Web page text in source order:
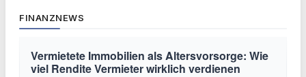
FINANZNEWS
Vermietete Immobilien als Altersvorsorge: Wie
viel Rendite Vermieter wirklich verdienen